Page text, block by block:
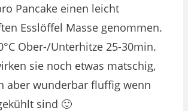
Pancake einen leicht
Esslöffel Masse genommen.
Ober-/Unterhitze 25-30min.
sie noch etwas matschig,
aber wunderbar fluffig wenn
sind 🙂